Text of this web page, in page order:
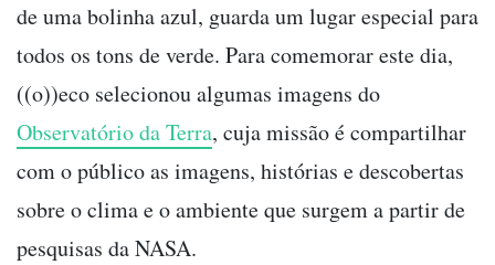
de uma bolinha azul, guarda um lugar especial para
todos os tons de verde. Para comemorar este dia,
((o))eco selecionou algumas imagens do
Observatório da Terra, cuja missão é compartilhar
com o público as imagens, histórias e descobertas
sobre o clima e o ambiente que surgem a partir de
pesquisas da NASA.